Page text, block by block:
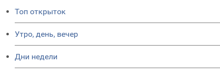
Топ открыток
Утро, день, вечер
Дни недели